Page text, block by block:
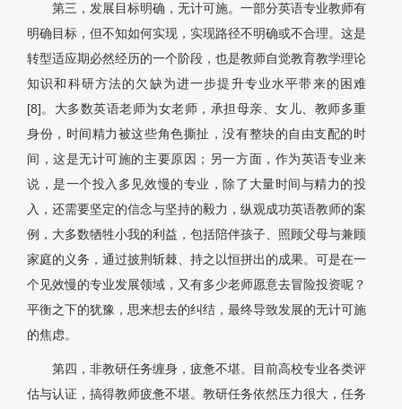
第三，发展目标明确，无计可施。一部分英语专业教师有
明确目标，但不知如何实现，实现路径不明确或不合理。这是
转型适应期必然经历的一个阶段，也是教师自觉教育教学理论
知识和科研方法的欠缺为进一步提升专业水平带来的困难
[8]。大多数英语老师为女老师，承担母亲、女儿、教师多重
身份，时间精力被这些角色撕扯，没有整块的自由支配的时
间，这是无计可施的主要原因；另一方面，作为英语专业来
说，是一个投入多见效慢的专业，除了大量时间与精力的投
入，还需要坚定的信念与坚持的毅力，纵观成功英语教师的案
例，大多数牺牲小我的利益，包括陪伴孩子、照顾父母与兼顾
家庭的义务，通过披荆斩棘、持之以恒拼出的成果。可是在一
个见效慢的专业发展领域，又有多少老师愿意去冒险投资呢？
平衡之下的犹豫，思来想去的纠结，最终导致发展的无计可施
的焦虑。
第四，非教研任务缠身，疲惫不堪。目前高校专业各类评
估与认证，搞得教师疲惫不堪。教研任务依然压力很大，任务